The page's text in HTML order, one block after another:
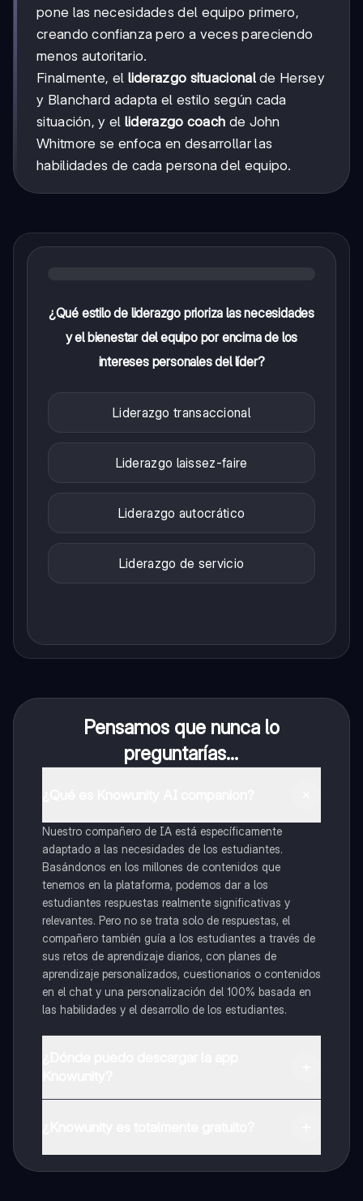
pone las necesidades del equipo primero,
creando confianza pero a veces pareciendo
menos autoritario.
Finalmente, el liderazgo situacionalde Hersey
y Blanchard adapta el estilo según cada
situación, y el liderazgo coach de John
Whitmore se enfoca en desarrollar las
habilidades de cada persona del equipo.
¿Qué estilo de liderazgo prioriza las necesidades
y el bienestar del equipo por encima de los
intereses personales del líder?
Liderazgo transaccional
Liderazgo laissez-faire
Liderazgo autocrático
Liderazgo de servicio
Pensamos que nunca lo
preguntarías...
Nuestro compañero de IA está específicamente
adaptado a las necesidades de los estudiantes.
Basándonos en los millones de contenidos que
tenemos en la plataforma, podemos dar a los
estudiantes respuestas realmente significativas y
relevantes. Pero no se trata solo de respuestas, el
compañero también guía a los estudiantes a través de
sus retos de aprendizaje diarios, con planes de
aprendizaje personalizados, cuestionarios o contenidos
en el chat y una personalización del 100% basada en
las habilidades y el desarrollo de los estudiantes.